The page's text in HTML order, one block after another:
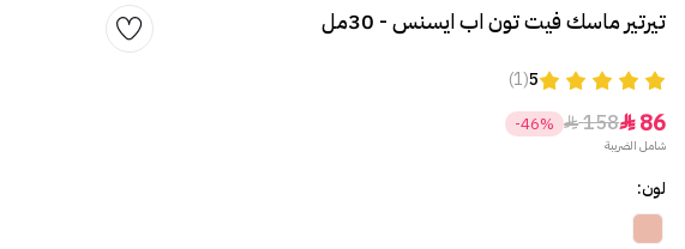
تيرتير ماسك فيت تون اب ايسنس - 30مل
5
(1)
86

158

-46%
شامل الضريبة
لون: